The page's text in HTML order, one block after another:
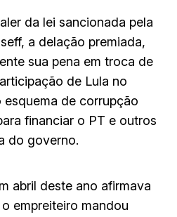
da lei sancionada pela
a delação premiada,
sua pena em troca de
de Lula no
de corrupção
financiar o PT e outros
do governo.
abril deste ano afirmava
empreiteiro mandou